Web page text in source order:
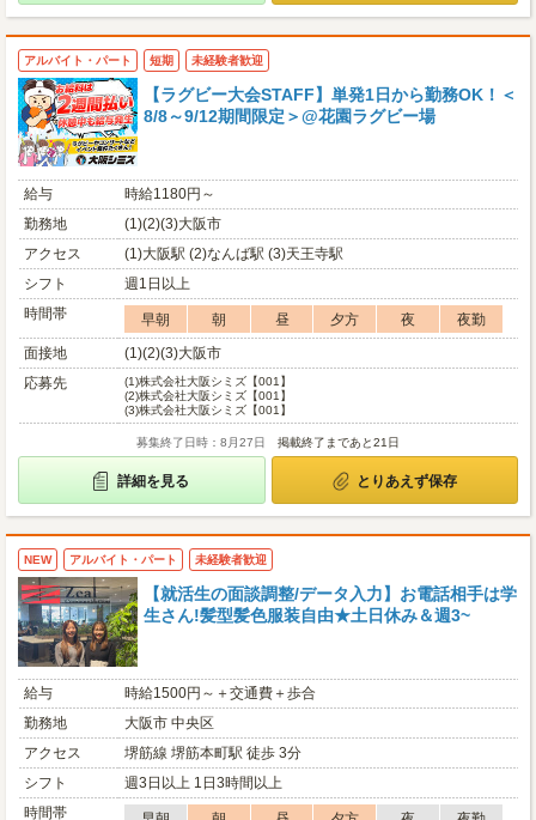
アルバイト・パート 短期 未経験者歓迎
【ラグビー大会STAFF】単発1日から勤務OK！＜
8/8～9/12期間限定＞@花園ラグビー場
給与
時給1180円～
勤務地
(1)(2)(3)大阪市
アクセス
(1)大阪駅 (2)なんば駅 (3)天王寺駅
シフト
週1日以上
時間帯
早朝 朝 昼 夕方 夜
夜勤
面接地
(1)(2)(3)大阪市
応募先
(1)株式会社大阪シミズ【001】
(2)株式会社大阪シミズ【001】
(3)株式会社大阪シミズ【001】
募集終了日時：8月27日 掲載終了まであと21日
詳細を見る とりあえず保存
NEW アルバイト・パート 未経験者歓迎
【就活生の面談調整/データ入力】お電話相手は学
生さん!髪型髪色服装自由★土日休み＆週3~
給与
時給1500円～＋交通費＋歩合
勤務地
大阪市 中央区
アクセス
堺筋線 堺筋本町駅 徒歩 3分
シフト
週3日以上 1日3時間以上
時間帯